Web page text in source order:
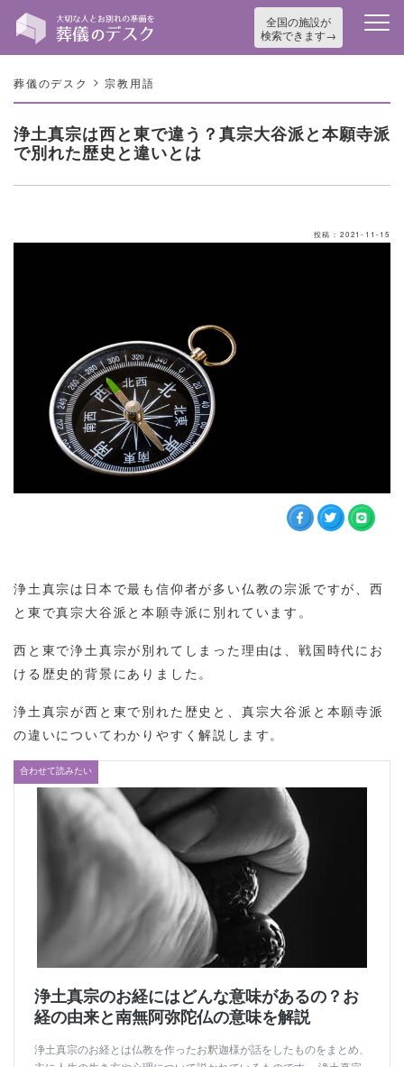
全国の施設が
検索できます
葬儀のデスク >宗教用語
浄土真宗は西と東で違う？真宗大谷派と本願寺派
で別れた歴史と違いとは
投稿：2021-11-15
浄土真宗は日本で最も信仰者が多い仏教の宗派ですが、西
と東で真宗大谷派と本願寺派に別れています。
西と東で浄土真宗が別れてしまった理由は、戦国時代にお
ける歴史的背景にありました。
浄土真宗が西と東で別れた歴史と、真宗大谷派と本願寺派
の違いについてわかりやすく解説します。